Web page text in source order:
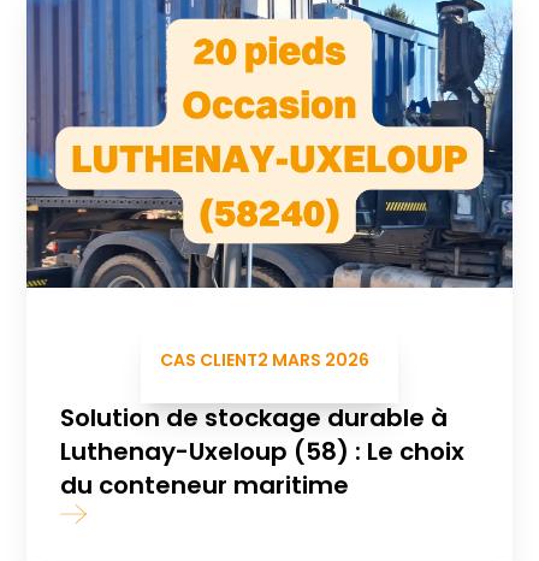
CAS CLIENT2 MARS 2026
Solution de stockage durable à
Luthenay-Uxeloup (58) : Le choix
du conteneur maritime